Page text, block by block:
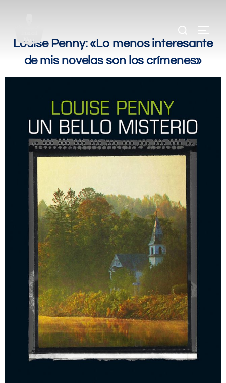
Louise Penny: «Lo menos interesante
de mis novelas son los crímenes»